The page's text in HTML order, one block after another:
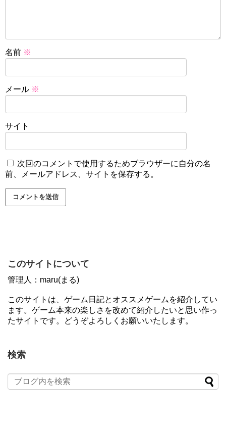
名前 ※
メール ※
サイト
次回のコメントで使用するためブラウザーに自分の名
前、メールアドレス、サイトを保存する。
このサイトについて
管理人：maru(まる)
このサイトは、ゲーム日記とオススメゲームを紹介してい
ます。ゲーム本来の楽しさを改めて紹介したいと思い作っ
たサイトです。どうぞよろしくお願いいたします。
検索